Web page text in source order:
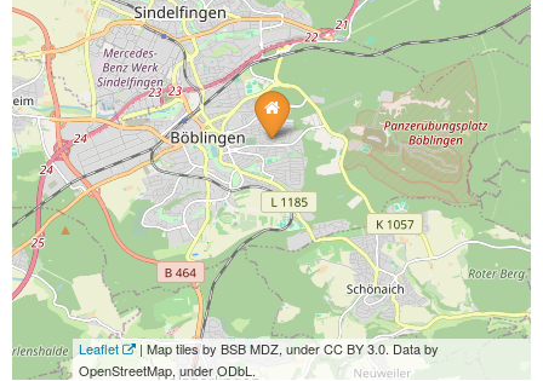
Leaflet
| Map tiles by BSB MDZ, under CC BY 3.0. Data by
OpenStreetMap, under ODbL.